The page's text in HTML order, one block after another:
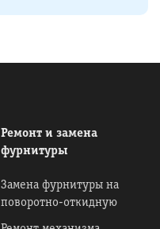
Ремонт и замена
фурнитуры
Замена фурнитуры на
поворотно-откидную